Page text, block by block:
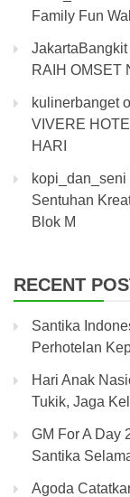
Family Fun
JakartaBangkit
RAIH OMSET
kulinerbanget
VIVERE
HARI
kopi_dan_seni
Sentuhan
Blok M
RECENT
Santika
Perhotelan
Hari Anak
Tukik, Jaga
GM For A Day
Santika
Agoda